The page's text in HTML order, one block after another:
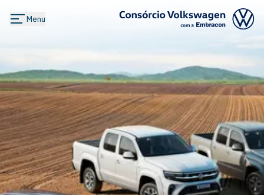
Menu
Logo Consórcio Volkswagen com